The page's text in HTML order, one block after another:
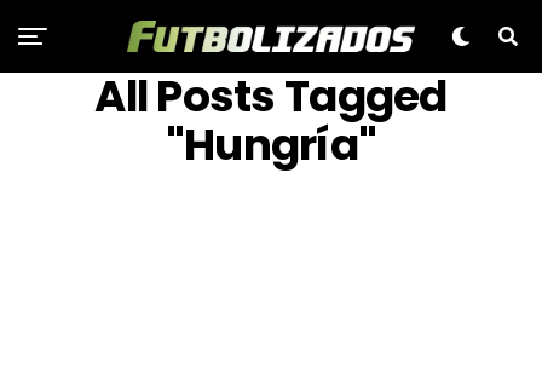
All Posts Tagged
"Hungría"